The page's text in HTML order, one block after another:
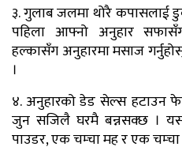
३. गुलाब जलमा थोरै कपासलाई
पहिला आफ्नो अनुहार
हल्कासँग अनुहारमा मसाज
।
४. अनुहारको डेड सेल्स हटाउन
जुन सजिलै घरमै बन्नसक्छ ।
पाउडर, एक चम्चा मह र एक चम्चा